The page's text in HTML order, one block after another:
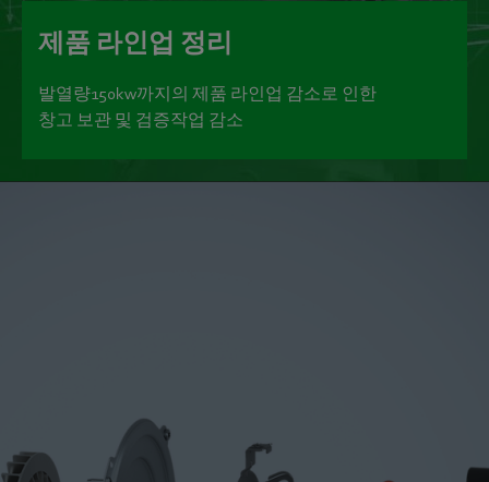
제품 라인업 정리
발열량150kw까지의 제품 라인업 감소로 인한
창고 보관 및 검증작업 감소